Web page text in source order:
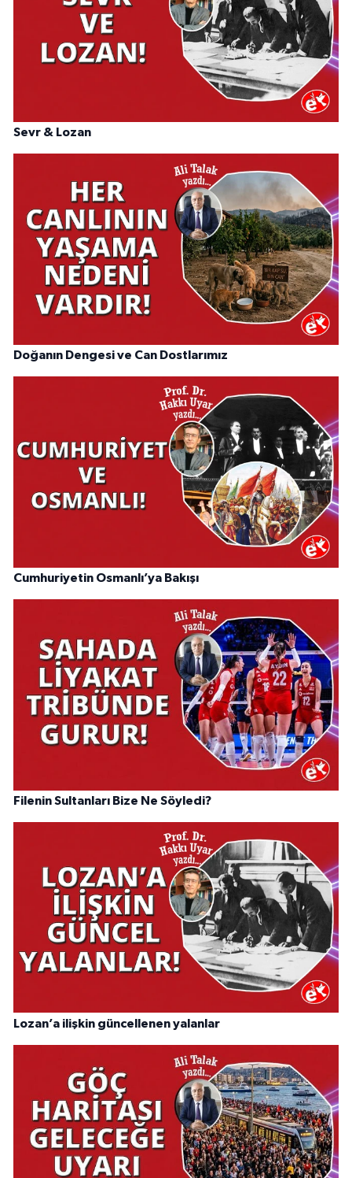
Sevr & Lozan
Doğanın Dengesi ve Can Dostlarımız
Cumhuriyetin Osmanlı’ya Bakışı
Filenin Sultanları Bize Ne Söyledi?
Lozan’a ilişkin güncellenen yalanlar